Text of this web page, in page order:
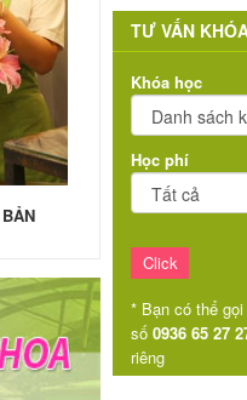
TƯ VẤN
Khóa học
Học phí
* Bạn có thể
số 0936 65 27
riêng